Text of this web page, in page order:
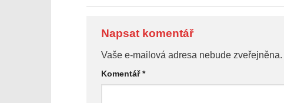
Napsat komentář
Vaše e-mailová adresa nebude zveřejněna.
Komentář*